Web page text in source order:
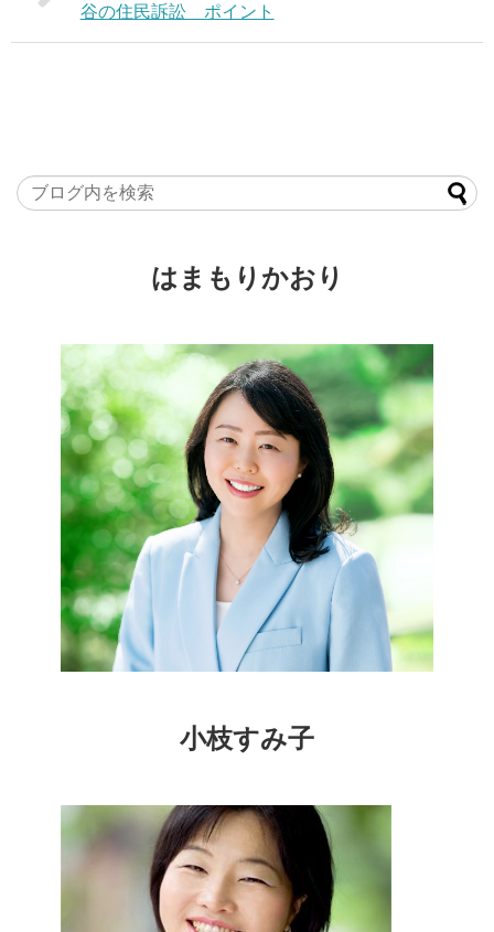
谷の住民訴訟 ポイント
はまもりかおり
小枝すみ子